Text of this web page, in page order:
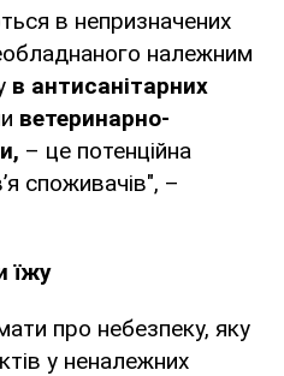
в непризначених
належним
в антисанітарних
ветеринарно-
– це потенційна
споживачів", –
їжу
про небезпеку, яку
у неналежних